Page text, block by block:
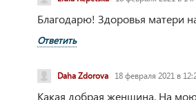
Благодарю! Здоровья матери
Ответить
Daha Zdorova 18 февраля 2021 в
Какая добрая женщина. На